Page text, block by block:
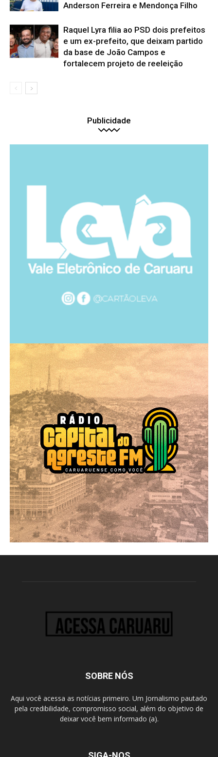
Anderson Ferreira e Mendonça Filho
Raquel Lyra filia ao PSD dois prefeitos
e um ex-prefeito, que deixam partido
da base de João Campos e
fortalecem projeto de reeleição
Publicidade
SOBRE NÓS
Aqui você acessa as notícias primeiro. Um Jornalismo pautado
pela credibilidade, compromisso social, além do objetivo de
deixar você bem informado (a).